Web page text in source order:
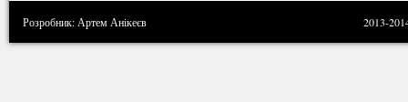
Розробник: Артем Анікеєв 2013-